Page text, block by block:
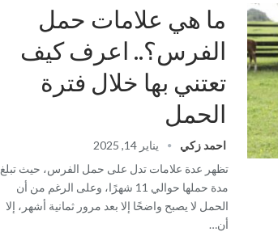
ما هي علامات حمل
الفرس؟.. اعرف كيف
تعتني بها خلال فترة
الحمل
احمد زكي
يناير 14, 2025
تظهر عدة علامات تدل على حمل الفرس، حيث تبلغ
مدة حملها حوالي 11 شهرًا، وعلى الرغم من أن
الحمل لا يصبح واضحًا إلا بعد مرور ثمانية أشهر، إلا
أن…